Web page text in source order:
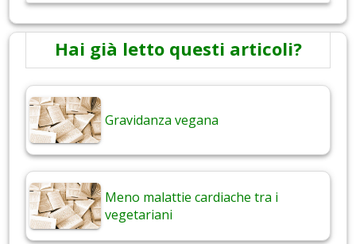
Hai già letto questi articoli?
Gravidanza vegana
Meno malattie cardiache tra i
vegetariani